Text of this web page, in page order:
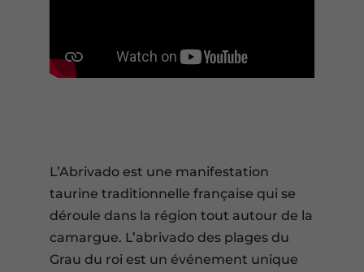
L’Abrivado est une manifestation
taurine traditionnelle française qui se
déroule dans la région tout autour de la
camargue. L’abrivado des plages du
Grau du roi est un événement unique